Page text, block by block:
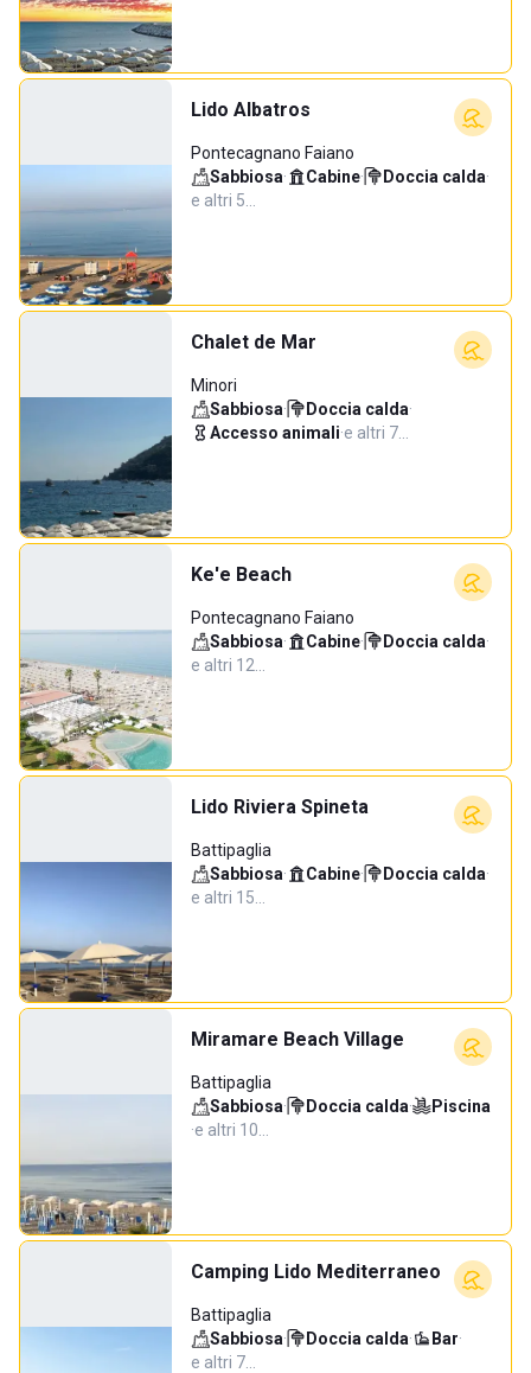
Lido Albatros
Pontecagnano Faiano
Sabbiosa· Cabine· Doccia calda·
e altri 5…
Chalet de Mar
Minori
Sabbiosa· Doccia calda·
Accesso animali·e altri 7…
Ke'e Beach
Pontecagnano Faiano
Sabbiosa· Cabine· Doccia calda·
e altri 12…
Lido Riviera Spineta
Battipaglia
Sabbiosa· Cabine· Doccia calda·
e altri 15…
Miramare Beach Village
Battipaglia
Sabbiosa· Doccia calda·
Piscina
·e altri 10…
Camping Lido Mediterraneo
Battipaglia
Sabbiosa· Doccia calda· Bar·
e altri 7…